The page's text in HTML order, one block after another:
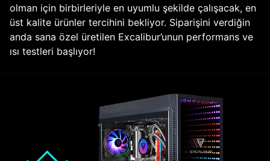
olman için birbirleriyle en uyumlu şekilde çalışacak, en
üst kalite ürünler tercihini bekliyor. Siparişini verdiğin
anda sana özel üretilen Excalibur’unun performans ve
ısı testleri başlıyor!